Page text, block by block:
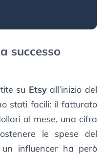
successo
su Etsyall’inizio del
stati facili: il fatturato
al mese, una cifra
le spese del
influencer ha però